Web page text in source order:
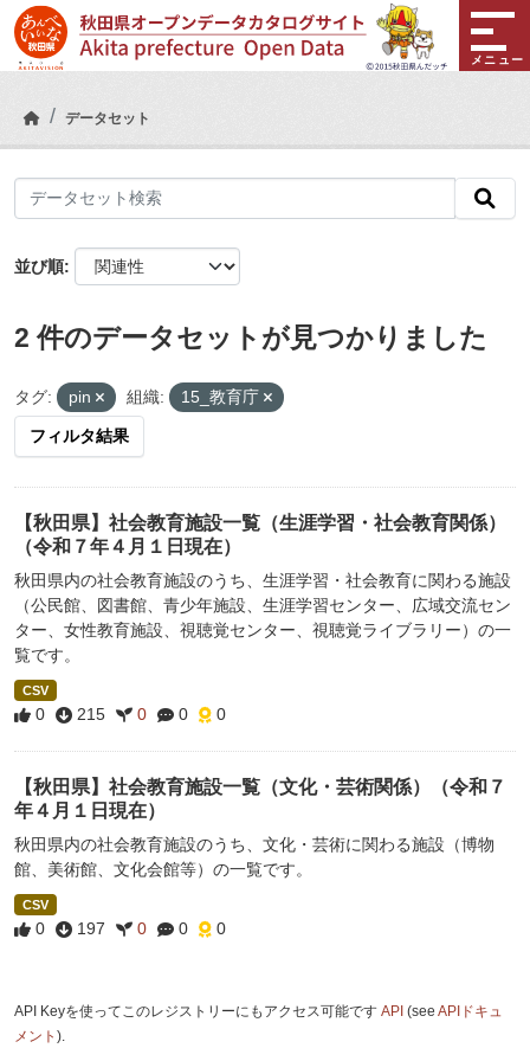
Skip to main content
メニュー
データセット
並び順
2 件のデータセットが見つかりました
タグ: pin 組織: 15_教育庁
フィルタ結果
【秋田県】社会教育施設一覧（生涯学習・社会教育関係）
（令和７年４月１日現在）
秋田県内の社会教育施設のうち、生涯学習・社会教育に関わる施設
（公民館、図書館、青少年施設、生涯学習センター、広域交流セン
ター、女性教育施設、視聴覚センター、視聴覚ライブラリー）の一
覧です。
CSV
0 215 0 0 0
【秋田県】社会教育施設一覧（文化・芸術関係）（令和７
年４月１日現在）
秋田県内の社会教育施設のうち、文化・芸術に関わる施設（博物
館、美術館、文化会館等）の一覧です。
CSV
0 197 0 0 0
API Keyを使ってこのレジストリーにもアクセス可能です API (see APIドキュ
メント ).